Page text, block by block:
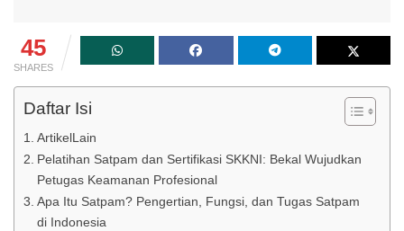
45
SHARES
Daftar Isi
ArtikelLain
Pelatihan Satpam dan Sertifikasi SKKNI: Bekal Wujudkan
Petugas Keamanan Profesional
Apa Itu Satpam? Pengertian, Fungsi, dan Tugas Satpam
di Indonesia